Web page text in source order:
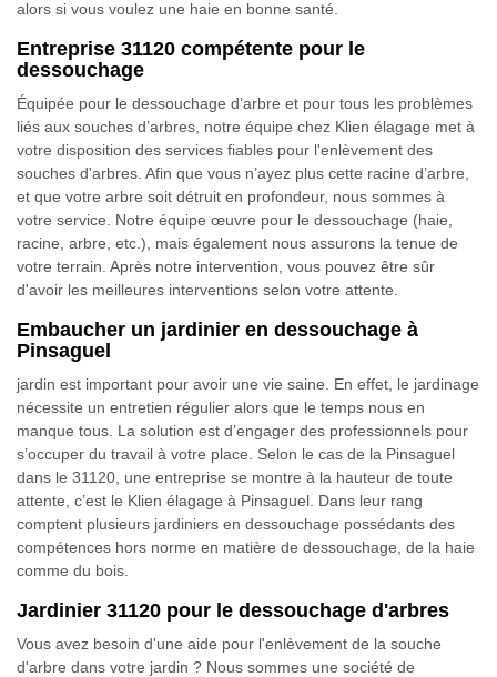
alors si vous voulez une haie en bonne santé.
Entreprise 31120 compétente pour le
dessouchage
Équipée pour le dessouchage d’arbre et pour tous les problèmes
liés aux souches d’arbres, notre équipe chez Klien élagage met à
votre disposition des services fiables pour l'enlèvement des
souches d'arbres. Afin que vous n’ayez plus cette racine d’arbre,
et que votre arbre soit détruit en profondeur, nous sommes à
votre service. Notre équipe œuvre pour le dessouchage (haie,
racine, arbre, etc.), mais également nous assurons la tenue de
votre terrain. Après notre intervention, vous pouvez être sûr
d'avoir les meilleures interventions selon votre attente.
Embaucher un jardinier en dessouchage à
Pinsaguel
jardin est important pour avoir une vie saine. En effet, le jardinage
nécessite un entretien régulier alors que le temps nous en
manque tous. La solution est d’engager des professionnels pour
s’occuper du travail à votre place. Selon le cas de la Pinsaguel
dans le 31120, une entreprise se montre à la hauteur de toute
attente, c’est le Klien élagage à Pinsaguel. Dans leur rang
comptent plusieurs jardiniers en dessouchage possédants des
compétences hors norme en matière de dessouchage, de la haie
comme du bois.
Jardinier 31120 pour le dessouchage d'arbres
Vous avez besoin d'une aide pour l'enlèvement de la souche
d'arbre dans votre jardin ? Nous sommes une société de